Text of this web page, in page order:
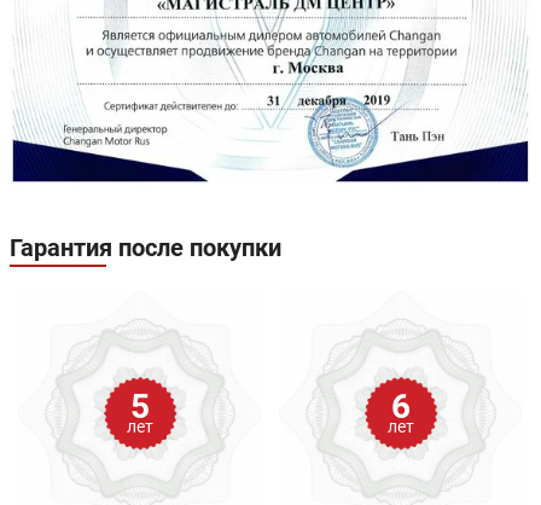
Гарантия после покупки
5
лет 6
лет